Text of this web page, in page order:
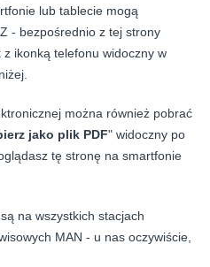
lub tablecie mogą
- bezpośrednio z tej strony
ikonką telefonu widoczny w
można również pobrać
jako plik PDF" widoczny po
tę stronę na smartfonie
na wszystkich stacjach
MAN - u nas oczywiście,